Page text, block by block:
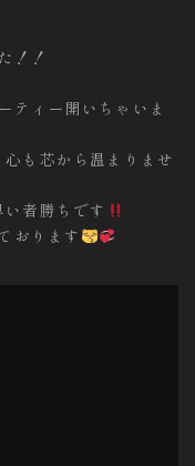
！！
ティー開いちゃいま
も芯から温まりませ
者勝ちです
おります